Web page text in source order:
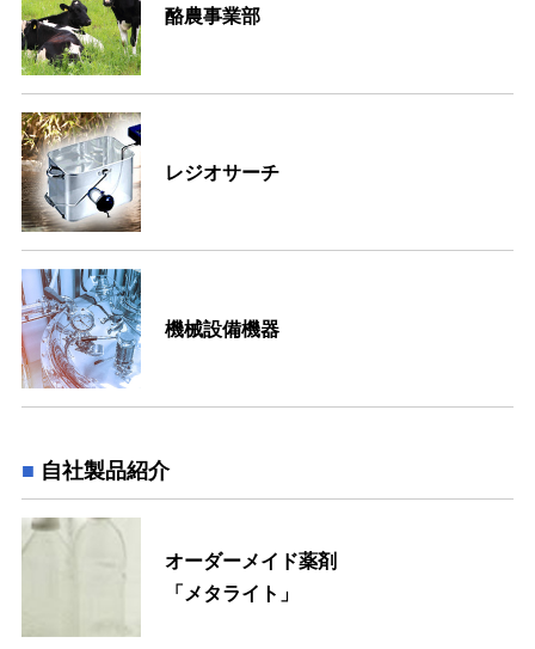
酪農事業部
レジオサーチ
機械設備機器
自社製品紹介
オーダーメイド薬剤
「メタライト」